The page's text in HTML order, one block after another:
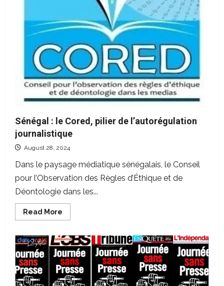
Sénégal : le Cored, pilier de l’autorégulation
journalistique
August 28, 2024
Dans le paysage médiatique sénégalais, le Conseil
pour l’Observation des Règles d’Éthique et de
Déontologie dans les...
Read More
more
:
le
Cored,
pilier
de
l’autorégulation
journalistique